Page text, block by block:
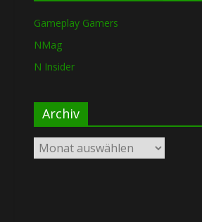
Gameplay Gamers
NMag
N Insider
Archiv
Archiv